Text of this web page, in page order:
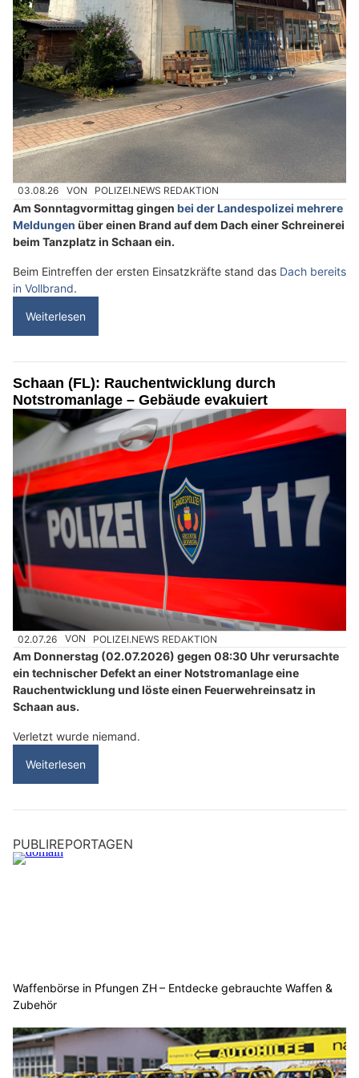
03.08.26 VON POLIZEI.NEWS REDAKTION
Am Sonntagvormittag gingen bei der Landespolizei mehrere
Meldungen über einen Brand auf dem Dach einer Schreinerei
beim Tanzplatz in Schaan ein.
Beim Eintreffen der ersten Einsatzkräfte stand das Dach bereits
in Vollbrand.
Weiterlesen
Schaan (FL): Rauchentwicklung durch
Notstromanlage – Gebäude evakuiert
02.07.26 VON POLIZEI.NEWS REDAKTION
Am Donnerstag (02.07.2026) gegen 08:30 Uhr verursachte
ein technischer Defekt an einer Notstromanlage eine
Rauchentwicklung und löste einen Feuerwehreinsatz in
Schaan aus.
Verletzt wurde niemand.
Weiterlesen
PUBLIREPORTAGEN
Waffenbörse in Pfungen ZH – Entdecke gebrauchte Waffen &
Zubehör